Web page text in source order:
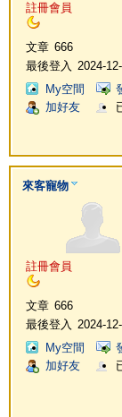
註冊會員
文章 666
最後登入
2024-
My空間
加好友
來客寵物
註冊會員
文章 666
最後登入
2024-
My空間
加好友